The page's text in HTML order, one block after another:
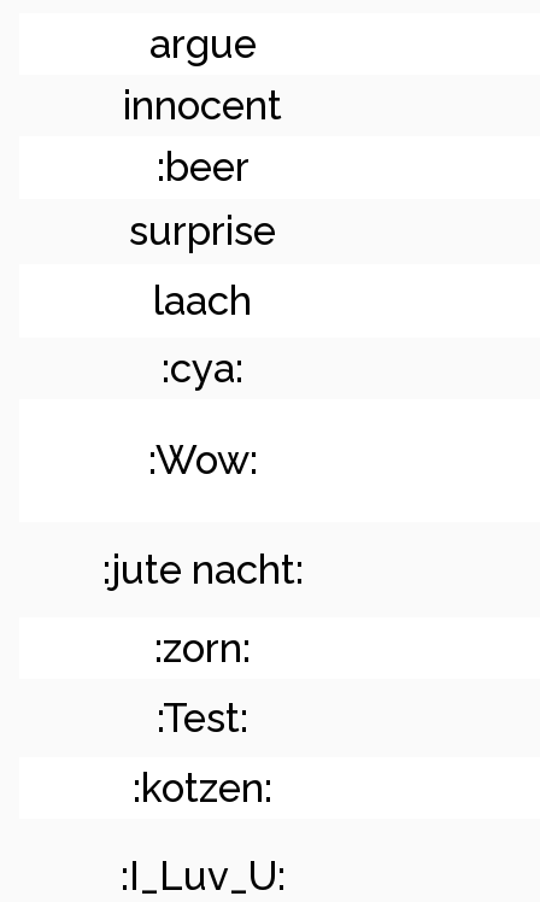
argue
innocent
:beer
surprise
laach
:cya:
:Wow:
:jute nacht:
:zorn:
:Test:
:kotzen:
:I_Luv_U: